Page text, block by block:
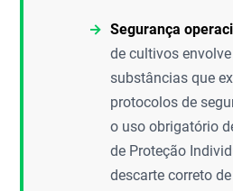
Segurança
de cultivos
substâncias que
protocolos de
o uso obrigatório
de Proteção
descarte correto